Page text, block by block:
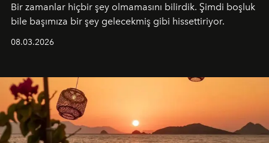
Bir zamanlar hiçbir şey olmamasını bilirdik. Şimdi boşluk
bile başımıza bir şey gelecekmiş gibi hissettiriyor.
08.03.2026